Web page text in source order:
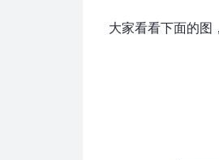
大家看看下面的图